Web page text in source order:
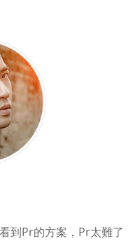
到Pr的方案，Pr太難了